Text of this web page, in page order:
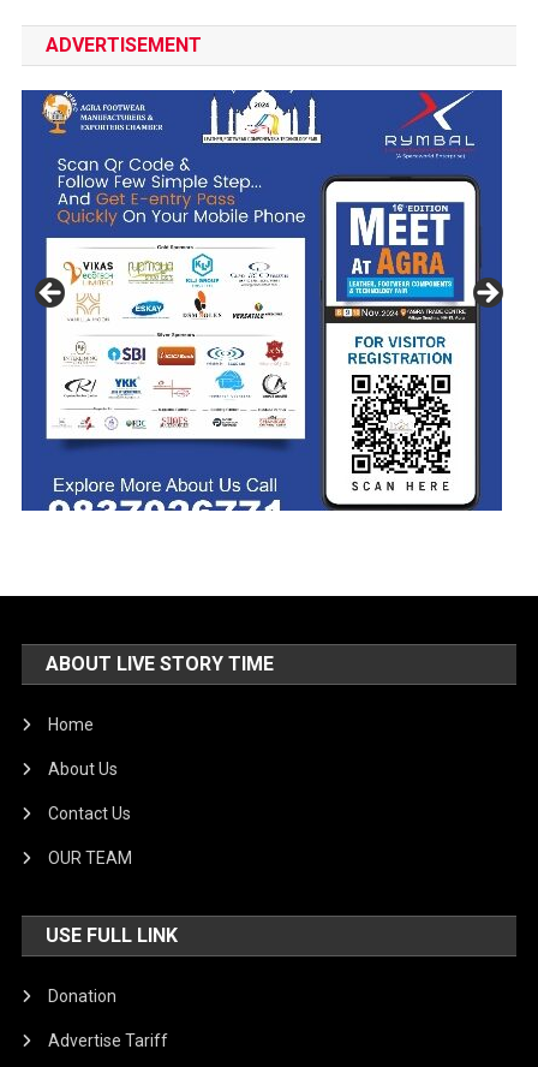
ADVERTISEMENT
ABOUT LIVE STORY TIME
Home
About Us
Contact Us
OUR TEAM
USE FULL LINK
Donation
Advertise Tariff